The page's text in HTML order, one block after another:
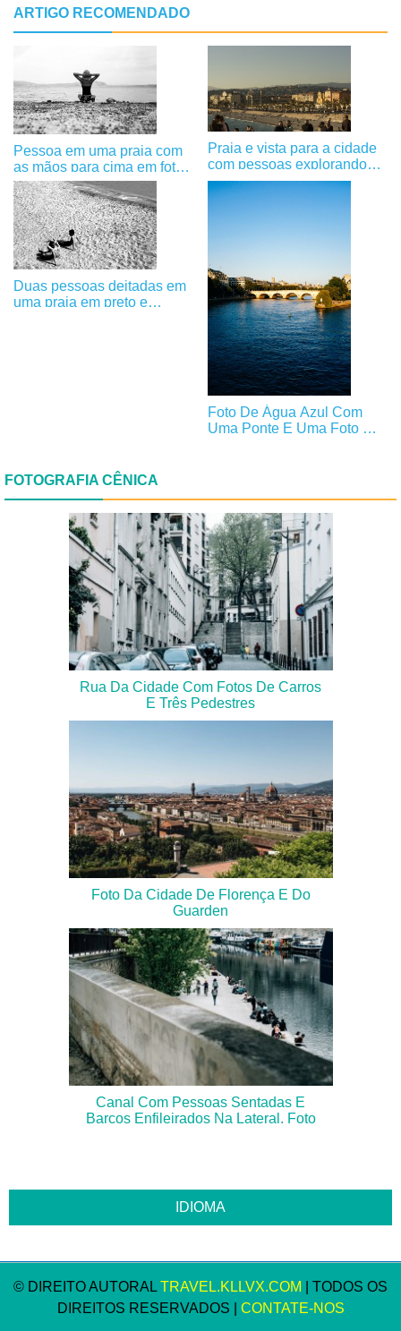
ARTIGO RECOMENDADO
Pessoa em uma praia com
as mãos para cima em foto
preto e branco
Praia e vista para a cidade
com pessoas explorando
fotos
Duas pessoas deitadas em
uma praia em preto e
Foto De Água Azul Com
Uma Ponte E Uma Foto Da
FOTOGRAFIA CÊNICA
Rua Da Cidade Com Fotos De Carros
E Três Pedestres
Foto Da Cidade De Florença E Do
Guarden
Canal Com Pessoas Sentadas E
Barcos Enfileirados Na Lateral. Foto
© DIREITO AUTORAL TRAVEL.KLLVX.COM
| TODOS OS
DIREITOS RESERVADOS | CONTATE-NOS